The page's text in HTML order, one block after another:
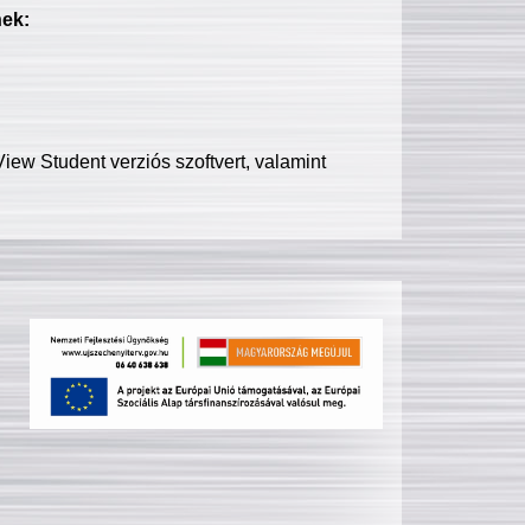
Student verziós szoftvert, valamint